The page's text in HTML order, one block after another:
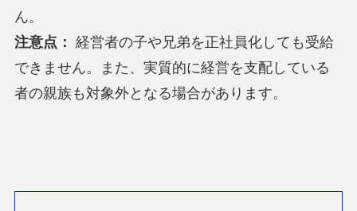
ん。
注意点： 経営者の子や兄弟を正社員化しても受給
できません。また、実質的に経営を支配している
者の親族も対象外となる場合があります。